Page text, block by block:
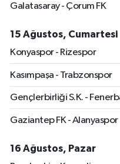
Galatasaray - Çorum FK
15 Ağustos, Cumartesi
Konyaspor - Rizespor
Kasımpaşa - Trabzonspor
Gençlerbirliği S.K. -
Gaziantep FK - Alanyaspor
16 Ağustos, Pazar